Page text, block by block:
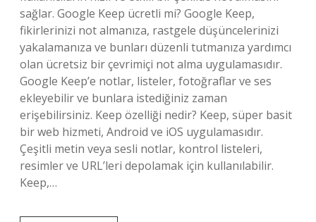
sağlar. Google Keep ücretli mi? Google Keep,
fikirlerinizi not almanıza, rastgele düşüncelerinizi
yakalamanıza ve bunları düzenli tutmanıza yardımcı
olan ücretsiz bir çevrimiçi not alma uygulamasıdır.
Google Keep’e notlar, listeler, fotoğraflar ve ses
ekleyebilir ve bunlara istediğiniz zaman
erişebilirsiniz. Keep özelliği nedir? Keep, süper basit
bir web hizmeti, Android ve iOS uygulamasıdır.
Çeşitli metin veya sesli notlar, kontrol listeleri,
resimler ve URL’leri depolamak için kullanılabilir.
Keep,…